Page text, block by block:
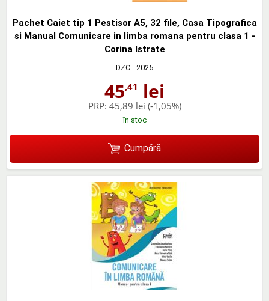
Pachet Caiet tip 1 Pestisor A5, 32 file, Casa Tipografica
si Manual Comunicare in limba romana pentru clasa 1 -
Corina Istrate
DZC - 2025
45,41 lei
PRP: 45,89 lei (-1,05%)
în stoc
Cumpără